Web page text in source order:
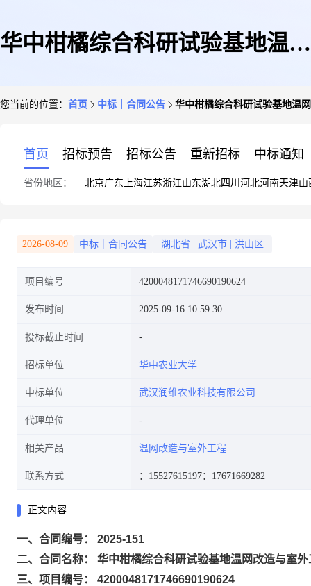
华中柑橘综合科研试验基地温网
您当前的位置： 首页 中标｜合同公告 华中柑橘综合科研试验基地温
首页 招标预告 招标公告 重新招标 中标通知
省份地区： 北京广东 上海江苏浙江山东湖北四川 河北河南天津山
2026-08-09 中标｜合同公告 湖北省 武汉市 洪山区
项目编号 4200048171746690190624
发布时间 2025-09-16 10:59:30
投标截止时间
招标单位 华中农业大学
中标单位 武汉润维农业科技有限公司
代理单位
相关产品 温网改造与室外工程
联系方式 ：15527615197：17671669282
正文内容
一、合同编号： 2025-151
二、合同名称： 华中柑橘综合科研试验基地温网改造与室
三、项目编号： 4200048171746690190624